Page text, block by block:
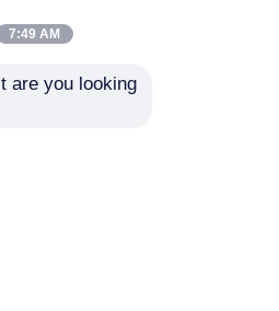
7:49 AM
are you looking